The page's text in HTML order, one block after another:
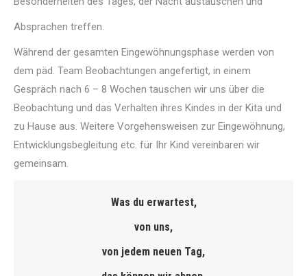
Absprachen treffen.
Während der gesamten Eingewöhnungsphase werden von
dem päd. Team Beobachtungen angefertigt, in einem
Gespräch nach 6 – 8 Wochen tauschen wir uns über die
Beobachtung und das Verhalten ihres Kindes in der Kita und
zu Hause aus. Weitere Vorgehensweisen zur Eingewöhnung,
Entwicklungsbegleitung etc. für Ihr Kind vereinbaren wir
gemeinsam.
Was du erwartest,
von uns,
von jedem neuen Tag,